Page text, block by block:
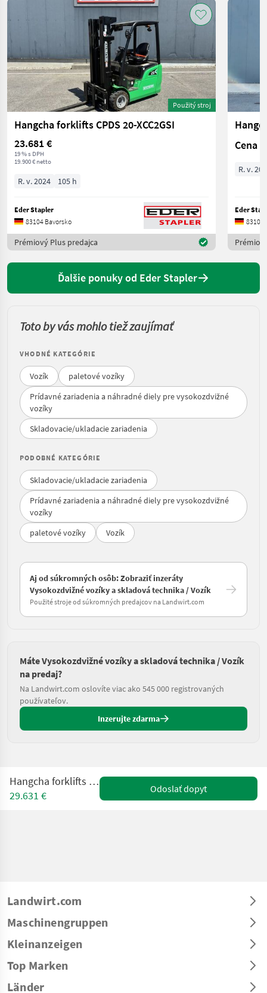
Použitý stroj
Hangcha forklifts CPDS 20-XCC2GSI
23.681 €
19 % s DPH
19.900 € netto
R. v. 2024 105 h
Eder Stapler
83104 Bavorsko
Prémiový Plus predajca
Cena
R. v.
Eder
83104
Ďalšie ponuky od Eder Stapler
Toto by vás mohlo tiež zaujímať
VHODNÉ KATEGÓRIE
Vozík
paletové vozíky
Prídavné zariadenia a náhradné diely pre vysokozdvižné
vozíky
Skladovacie/ukladacie zariadenia
PODOBNÉ KATEGÓRIE
Skladovacie/ukladacie zariadenia
Prídavné zariadenia a náhradné diely pre vysokozdvižné
vozíky
paletové vozíky
Vozík
Aj od súkromných osôb: Zobraziť inzeráty
Vysokozdvižné vozíky a skladová technika / Vozík
Použité stroje od súkromných predajcov na Landwirt.com
Máte Vysokozdvižné vozíky a skladová technika / Vozík
na predaj?
Na Landwirt.com oslovíte viac ako 545 000 registrovaných
používateľov.
Inzerujte zdarma
Hangcha forklifts CPCD 35XW97F
29.631 €
Odoslať dopyt
Landwirt.com
Maschinengruppen
Kleinanzeigen
Top Marken
Länder